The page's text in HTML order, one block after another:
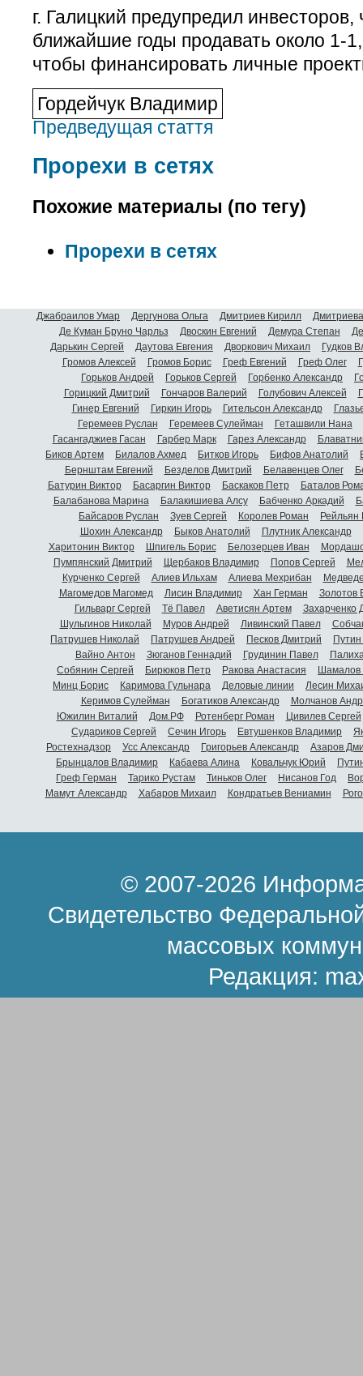
г. Галицкий предупредил инвесторов,
ближайшие годы продавать около 1-
чтобы финансировать личные
Гордейчук Владимир
Предведущая стаття
Прорехи в сетях
Похожие материалы (по тегу)
Прорехи в сетях
Джабраилов Умар Дергунова Ольга Дмитриев Кирилл
Де Куман Бруно Чарльз
Двоскин Евгений Демура Степан
Дарькин Сергей
Даутова Евгения Дворкович Михаил
Гудков
Громов Алексей
Громов Борис Греф Евгений Греф Олег
Горьков Андрей
Горьков Сергей Горбенко Александр
Горицкий Дмитрий
Гончаров Валерий Голубович Алексей
Гинер Евгений
Гиркин Игорь Гительсон Александр
Геремеев Руслан
Геремеев Сулейман
Геташвили Нана
Гасангаджиев Гасан
Гарбер Марк Гарез Александр
Биков Артем
Билалов Ахмед Битков Игорь Бифов Анатолий
Бернштам Евгений
Безделов Дмитрий Белавенцев Олег
Батурин Виктор
Басаргин Виктор Баскаков Петр
Баталов
Балабанова Марина
Балакишиева Алсу Бабченко Аркадий
Байсаров Руслан
Зуев Сергей Королев Роман
Шохин Александр
Быков Анатолий Плутник Александр
Харитонин Виктор
Шпигель Борис Белозерцев Иван
Пумпянский Дмитрий
Щербаков Владимир Попов Сергей
Курченко Сергей
Алиев Ильхам Алиева Мехрибан
Магомедов Магомед
Лисин Владимир Хан Герман
Золотов
Гильварг Сергей
Тё Павел Аветисян Артем
Захарченко
Шульгинов Николай
Муров Андрей Ливинский Павел
Патрушев Николай
Патрушев Андрей Песков Дмитрий
Вайно Антон
Зюганов Геннадий Грудинин Павел
Собянин Сергей
Бирюков Петр Ракова Анастасия
Шамалов
Минц Борис
Каримова Гульнара Деловые линии
Лесин
Керимов Сулейман
Богатиков Александр
Молчанов
Южилин Виталий
Дом.РФ Ротенберг Роман
Цивилев Сергей
Судариков Сергей
Сечин Игорь Евтушенков Владимир
Ростехнадзор
Усс Александр Григорьев Александр
Азаров
Брынцалов Владимир
Кабаева Алина Ковальчук Юрий
Греф Герман
Тарико Рустам Тиньков Олег Нисанов Год
Мамут Александр
Хабаров Михаил Кондратьев Вениамин
© 2007-2026
Свидетельство
массовых
Редакция: